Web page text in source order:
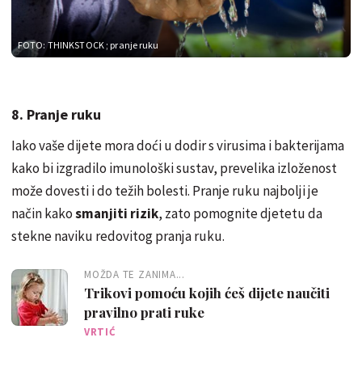
FOTO: THINKSTOCK ; pranje ruku
8. Pranje ruku
Iako vaše dijete mora doći u dodir s virusima i bakterijama
kako bi izgradilo imunološki sustav, prevelika izloženost
može dovesti i do težih bolesti. Pranje ruku najbolji je
način kakosmanjiti rizik, zato pomognite djetetu da
stekne naviku redovitog pranja ruku.
MOŽDA TE ZANIMA...
Trikovi pomoću kojih ćeš dijete naučiti
pravilno prati ruke
VRTIĆ